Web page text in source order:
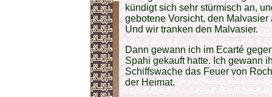
kündigt sich sehr stürmisch an,
gebotene Vorsicht, den
Und wir tranken den Malvasier.
Dann gewann ich im Ecarté
Spahi gekauft hatte. Ich gewann
Schiffswache das Feuer von
der Heimat.